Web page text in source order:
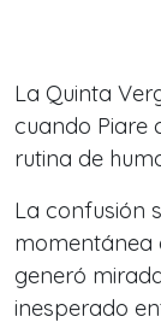
La Quinta
cuando Piare
rutina de
La confusión
momentánea
generó
inesperado